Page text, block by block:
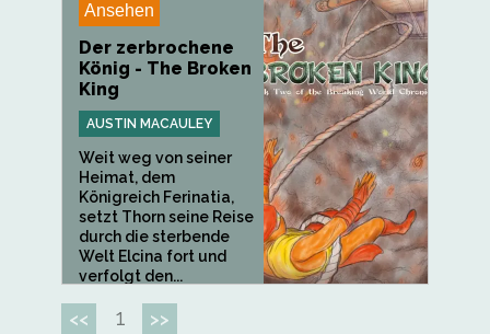
Ansehen
Der zerbrochene
König - The Broken
King
AUSTIN MACAULEY
Weit weg von seiner
Heimat, dem
Königreich Ferinatia,
setzt Thorn seine Reise
durch die sterbende
Welt Elcina fort und
verfolgt den...
<< 1 >>